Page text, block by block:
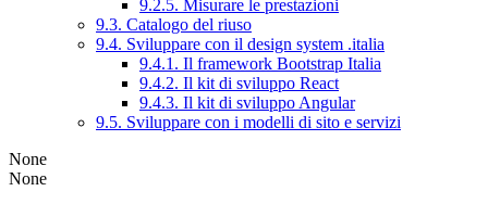
9.2.5. Misurare le prestazioni
9.3. Catalogo del riuso
9.4. Sviluppare con il design system .italia
9.4.1. Il framework Bootstrap Italia
9.4.2. Il kit di sviluppo React
9.4.3. Il kit di sviluppo Angular
9.5. Sviluppare con i modelli di sito e servizi
None
None